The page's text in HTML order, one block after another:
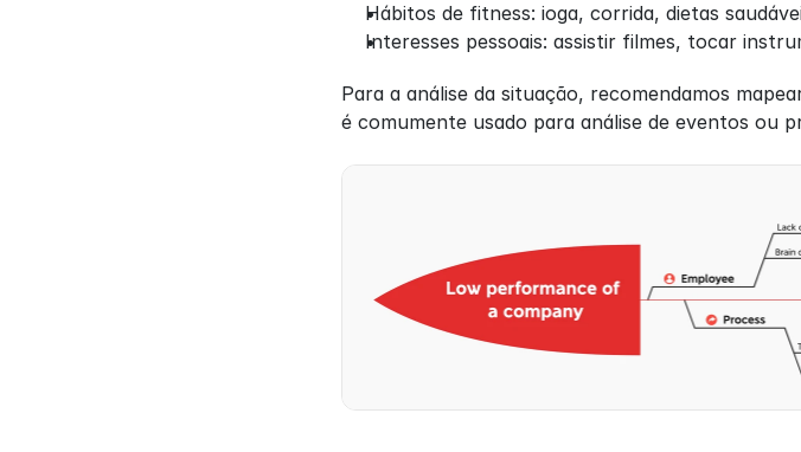
Hábitos de fitness: ioga, corrida, dietas
Interesses pessoais: assistir filmes, tocar
Para a análise da situação, recomendamos
é comumente usado para análise de eventos ou